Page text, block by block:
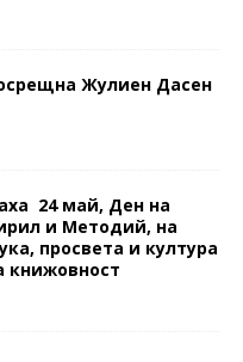
Жулиен Дасен
24 май, Ден на
и Методий, на
просвета и култура
книжовност